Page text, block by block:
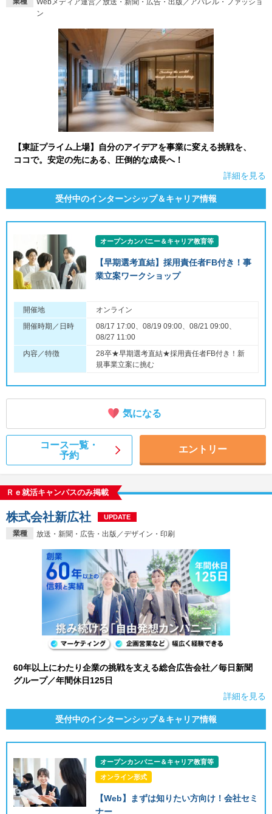
Webメディア運営／放送・新聞・広告・出版／アパレル・ファッショ
ン
【東証プライム上場】自分のアイデアを事業に変える挑戦を、
ココで。安定の先にある、圧倒的な成長へ！
詳細を見る
受付中のインターンシップ＆キャリア情報
オープンカンパニー＆キャリア教育等
【早期選考直結】採用責任者FB付き！事
業立案ワークショップ
開催地
オンライン
開催時期／日時
08/17 17:00、08/19 09:00、08/21 09:00、
08/27 11:00
内容／特徴
28卒★早期選考直結★採用責任者FB付き！新
規事業立案に挑む
気になる
コース一覧・
予約
エントリー
Ｒｅ就活キャンパスのみ掲載
業種 放送・新聞・広告・出版／デザイン・印刷
株式会社新広社 UPDATE
60年以上にわたり企業の挑戦を支える総合広告会社／毎日新聞
グループ／年間休日125日
詳細を見る
受付中のインターンシップ＆キャリア情報
オープンカンパニー＆キャリア教育等
オンライン形式
【Web】まずは知りたい方向け！会社セミ
ナー